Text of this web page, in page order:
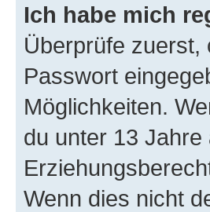
Ich habe mich
Überprüfe zuerst,
Passwort
Möglichkeiten.
du unter 13
Wenn dies nicht